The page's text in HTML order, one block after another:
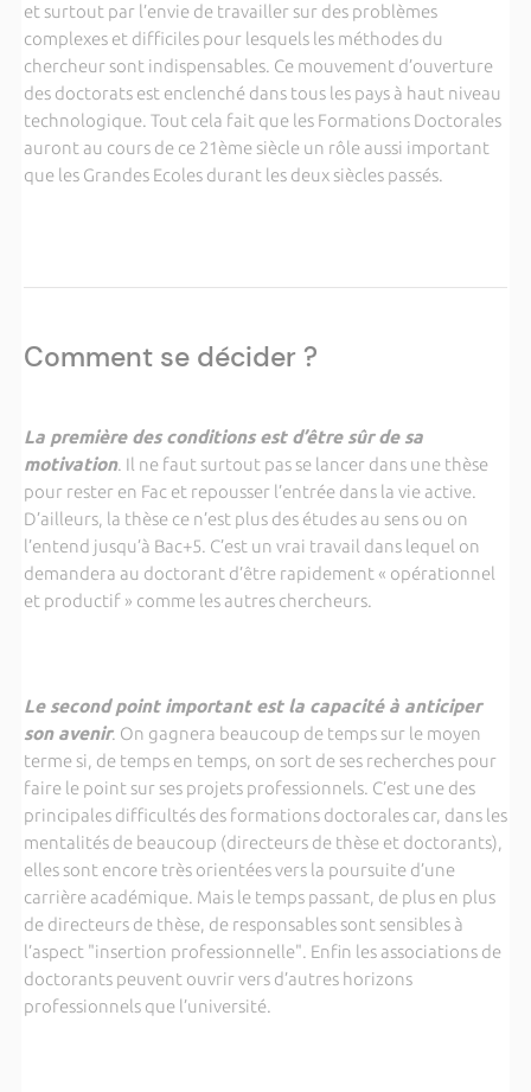
et surtout par l’envie de travailler sur des problèmes
complexes et difficiles pour lesquels les méthodes du
chercheur sont indispensables. Ce mouvement d’ouverture
des doctorats est enclenché dans tous les pays à haut niveau
technologique. Tout cela fait que les Formations Doctorales
auront au cours de ce 21ème siècle un rôle aussi important
que les Grandes Ecoles durant les deux siècles passés.
Comment se décider ?
La première des conditions est d’être sûr de sa
motivation. Il ne faut surtout pas se lancer dans une thèse
pour rester en Fac et repousser l’entrée dans la vie active.
D’ailleurs, la thèse ce n’est plus des études au sens ou on
l’entend jusqu’à Bac+5. C’est un vrai travail dans lequel on
demandera au doctorant d’être rapidement « opérationnel
et productif » comme les autres chercheurs.
Le second point important est la capacité à anticiper
son avenir. On gagnera beaucoup de temps sur le moyen
terme si, de temps en temps, on sort de ses recherches pour
faire le point sur ses projets professionnels. C’est une des
principales difficultés des formations doctorales car, dans les
mentalités de beaucoup (directeurs de thèse et doctorants),
elles sont encore très orientées vers la poursuite d’une
carrière académique. Mais le temps passant, de plus en plus
de directeurs de thèse, de responsables sont sensibles à
l’aspect "insertion professionnelle". Enfin les associations de
doctorants peuvent ouvrir vers d’autres horizons
professionnels que l’université.